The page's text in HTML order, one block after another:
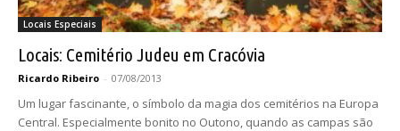
Locais Especiais
Locais: Cemitério Judeu em Cracóvia
Ricardo Ribeiro - 07/08/2013
Um lugar fascinante, o símbolo da magia dos cemitérios na Europa
Central. Especialmente bonito no Outono, quando as campas são